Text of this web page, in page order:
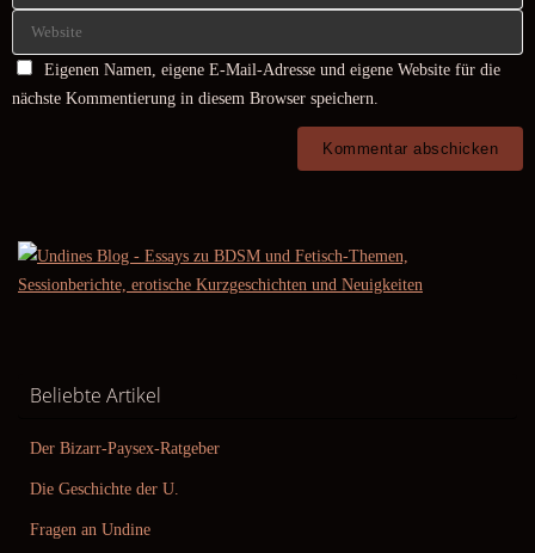
Eigenen Namen, eigene E-Mail-Adresse und eigene Website für die
nächste Kommentierung in diesem Browser speichern.
Beliebte Artikel
Der Bizarr-Paysex-Ratgeber
Die Geschichte der U.
Fragen an Undine